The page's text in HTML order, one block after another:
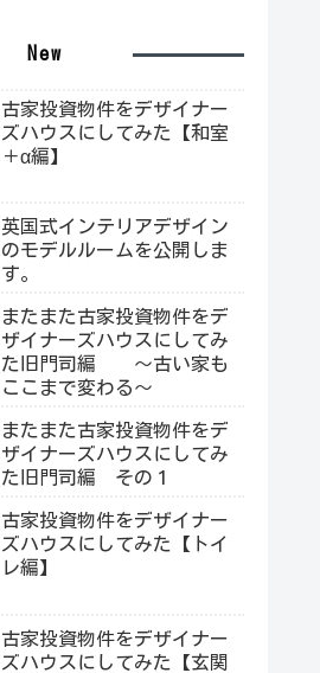
New
古家投資物件をデザイナー
ズハウスにしてみた【和室
＋α編】
英国式インテリアデザイン
のモデルルームを公開しま
す。
またまた古家投資物件をデ
ザイナーズハウスにしてみ
た旧門司編 ～古い家も
ここまで変わる～
またまた古家投資物件をデ
ザイナーズハウスにしてみ
た旧門司編 その１
古家投資物件をデザイナー
ズハウスにしてみた【トイ
レ編】
古家投資物件をデザイナー
ズハウスにしてみた【玄関